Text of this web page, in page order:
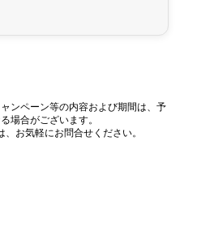
ンペーン等の内容および期間は、予
場合がございます。
お気軽にお問合せください。